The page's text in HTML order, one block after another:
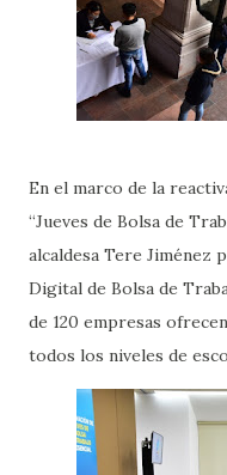
En el marco de la
“Jueves de Bolsa de
alcaldesa Tere Jiménez
Digital de Bolsa de
de 120 empresas
todos los niveles de